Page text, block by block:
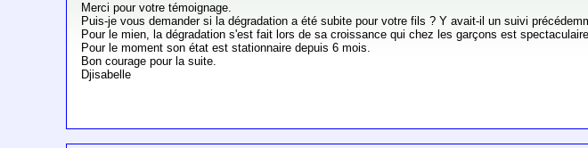
Merci pour votre témoignage.
Puis-je vous demander si la dégradation a été subite pour votre fils ? Y avait-il un suivi
Pour le mien, la dégradation s'est fait lors de sa croissance qui chez les garçons est
Pour le moment son état est stationnaire depuis 6 mois.
Bon courage pour la suite.
Djisabelle